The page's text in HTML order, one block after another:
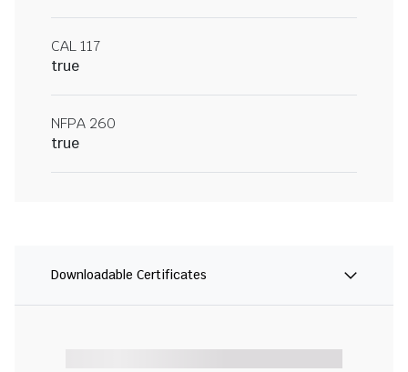
CAL 117
true
NFPA 260
true
Downloadable Certificates